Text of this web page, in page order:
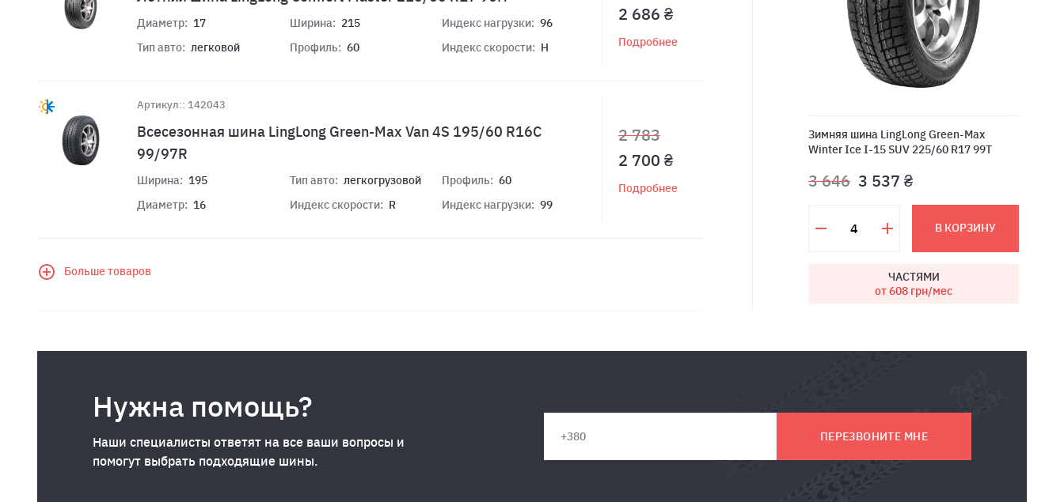
Диаметр: 17
Тип авто: легковой
Ширина: 215
Профиль: 60
Индекс нагрузки: 96
Индекс скорости: H
2 686 ₴
Подробнее
Артикул:: 142043
Всесезонная шина LingLong Green-Max Van 4S 195/60 R16C
99/97R
Ширина: 195
Диаметр: 16
Тип авто: легкогрузовой
Индекс скорости: R
Профиль: 60
Индекс нагрузки: 99
2 783
2 700 ₴
Подробнее
Больше товаров
Зимняя шина LingLong Green-Max
Winter Ice I-15 SUV 225/60 R17 99T
3 646 3 537 ₴
В КОРЗИНУ
ЧАСТЯМИ
от 608 грн/мес
Нужна помощь?
Наши специалисты ответят на все ваши вопросы и
помогут выбрать подходящие шины.
ПЕРЕЗВОНИТЕ МНЕ